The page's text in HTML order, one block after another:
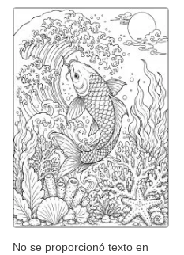
No se proporcionó texto en